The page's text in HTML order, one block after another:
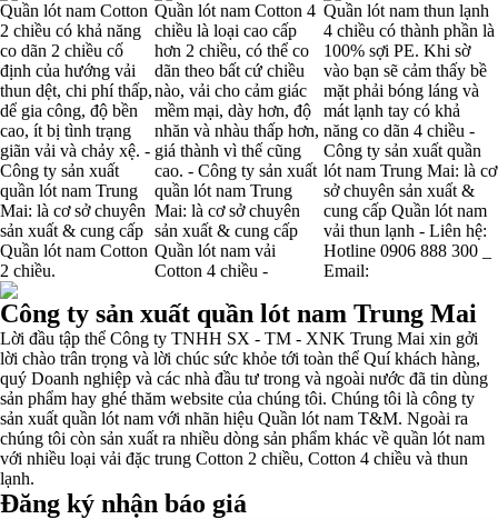
Dễ chịu hơn với quần lót nam giá rẻ vải Cotton 4 chiều
Mẫu quần short quần lót nam nữ hè thu 2017
Thị hiều quần lót nam bơi lội nam và nữ 2017
Giặt và bảo quản quần lót nam đúng cách
Mẫu quần lót nam giá rẻ sốt hè 2017
Quần lót nam Cotton
2 chiều có khả năng
co dãn 2 chiều cố
định của hướng vải
thun dệt, chi phí thấp,
dể gia công, độ bền
cao, ít bị tình trạng
giãn vải và chảy xệ. -
Công ty sản xuất
quần lót nam Trung
Mai: là cơ sở chuyên
sản xuất & cung cấp
Quần lót nam Cotton
2 chiều.
Quần lót nam Cotton 4
chiều là loại cao cấp
hơn 2 chiều, có thể co
dãn theo bất cứ chiều
nào, vải cho cảm giác
mềm mại, dày hơn, độ
nhăn và nhàu thấp hơn,
giá thành vì thế cũng
cao. - Công ty sản xuất
quần lót nam Trung
Mai: là cơ sở chuyên
sản xuất & cung cấp
Quần lót nam vải
Cotton 4 chiều -
Quần lót nam thun lạnh
4 chiều có thành phần là
100% sợi PE. Khi sờ
vào bạn sẽ cảm thấy bề
mặt phải bóng láng và
mát lạnh tay có khả
năng co dãn 4 chiều -
Công ty sản xuất quần
lót nam Trung Mai: là cơ
sở chuyên sản xuất &
cung cấp Quần lót nam
vải thun lạnh - Liên hệ:
Hotline 0906 888 300 _
Email:
Công ty sản xuất quần lót nam Trung Mai
Lời đầu tập thể Công ty TNHH SX - TM - XNK Trung Mai xin gởi
lời chào trân trọng và lời chúc sức khỏe tới toàn thể Quí khách hàng,
quý Doanh nghiệp và các nhà đầu tư trong và ngoài nước đã tin dùng
sản phẩm hay ghé thăm website của chúng tôi. Chúng tôi là công ty
sản xuất quần lót nam với nhãn hiệu Quần lót nam T&M. Ngoài ra
chúng tôi còn sản xuất ra nhiều dòng sản phẩm khác về quần lót nam
với nhiều loại vải đặc trung Cotton 2 chiều, Cotton 4 chiều và thun
lạnh.
Đăng ký nhận báo giá